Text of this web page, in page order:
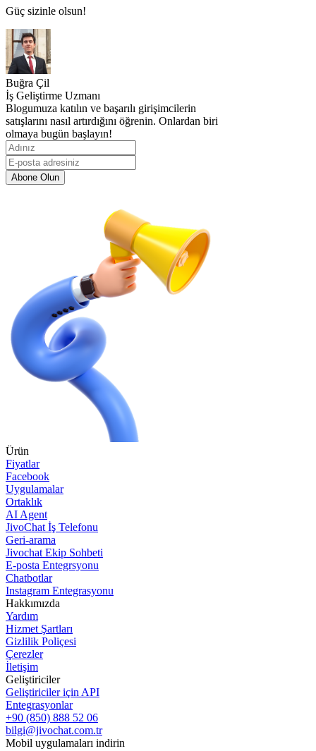
Güç sizinle olsun!
Buğra Çil
İş Geliştirme Uzmanı
Blogumuza katılın ve başarılı girişimcilerin
satışlarını nasıl artırdığını öğrenin. Onlardan biri
olmaya bugün başlayın!
Abone Olun
Ürün
Fiyatlar
Facebook
Uygulamalar
Ortaklık
AI Agent
JivoChat İş Telefonu
Geri-arama
Jivochat Ekip Sohbeti
E-posta Entegrsyonu
Chatbotlar
Instagram Entegrasyonu
Hakkımızda
Yardım
Hizmet Şartları
Gizlilik Poliçesi
Çerezler
İletişim
Geliştiriciler
Geliştiriciler için API
Entegrasyonlar
+90 (850) 888 52 06
bilgi@jivochat.com.tr
Mobil uygulamaları indirin